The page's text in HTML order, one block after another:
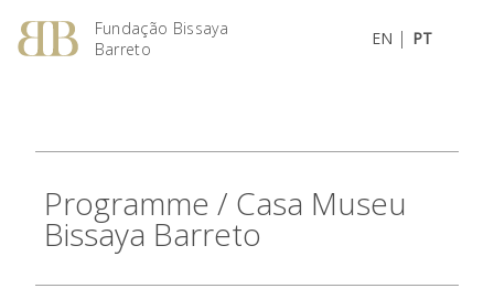
Fundação Bissaya
Barreto
EN | PT
Programme / Casa Museu
Bissaya Barreto